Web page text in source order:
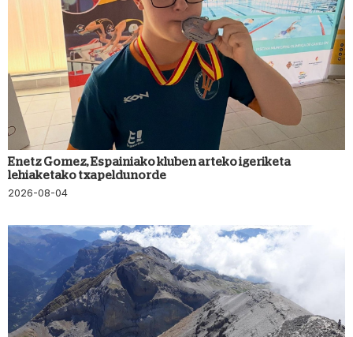
Enetz Gomez, Espainiako kluben arteko igeriketa
lehiaketako txapeldunorde
2026-08-04